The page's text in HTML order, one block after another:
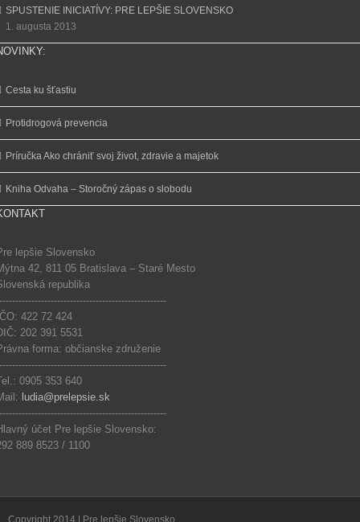
SPUSTENIE INICIATÍVY: PRE LEPŠIE SLOVENSKO
1. augusta 2013
Cesta ku šťastiu
Protidrogová prevencia
Príručka Ako chrániť svoj život, zdravie a majetok
Kniha Odvaha – Storočný zápas o slobodu
lepšie Slovensko
42, 811 05 Bratislava – Staré Mesto
republika
422 72 424
202 391 5531
forma: občianske združenie
0905 353 640
ludia@prelepsie.sk
účet Pre lepšie Slovensko:
889 8523 / 1100
Copyright 2014 | Pre lepšie Slovensko